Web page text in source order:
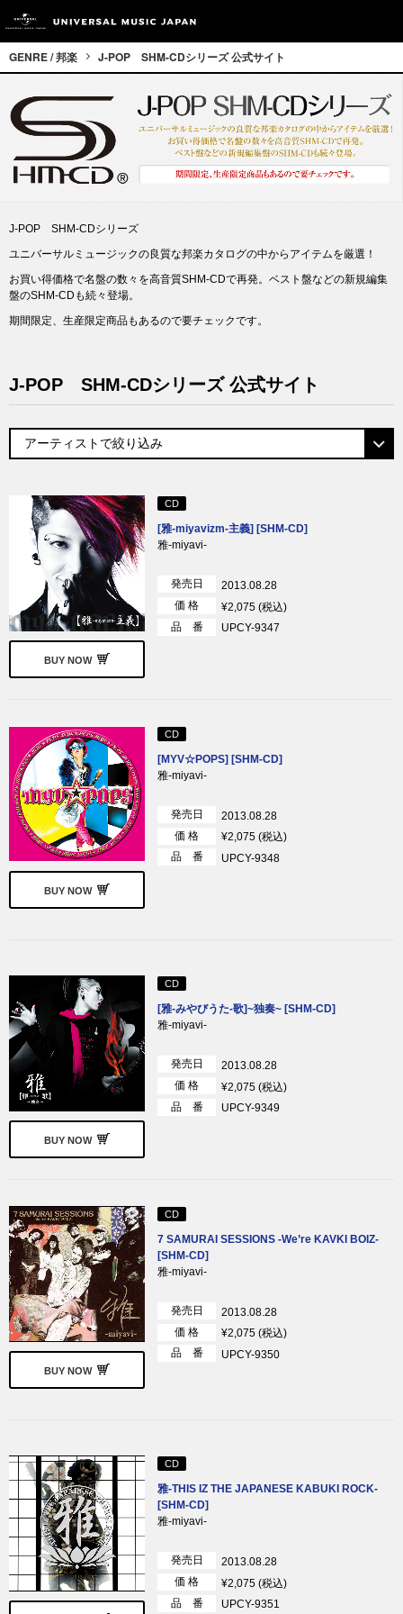
GENRE / 邦楽 J-POP SHM-CDシリーズ 公式サイト
J-POP SHM-CDシリーズ
ユニバーサルミュージックの良質な邦楽カタログの中からアイテムを厳選！
お買い得価格で名盤の数々を高音質SHM-CDで再発。ベスト盤などの新規編集
盤のSHM-CDも続々登場。
期間限定、生産限定商品もあるので要チェックです。
J-POP SHM-CDシリーズ 公式サイト
BUY NOW
CD
[雅-miyavizm-主義] [SHM-CD]
雅-miyavi-
発売日
2013.08.28
価 格
¥2,075 (税込)
品 番
UPCY-9347
BUY NOW
CD
[MYV☆POPS] [SHM-CD]
雅-miyavi-
発売日
2013.08.28
価 格
¥2,075 (税込)
品 番
UPCY-9348
BUY NOW
CD
[雅-みやびうた-歌]~独奏~ [SHM-CD]
雅-miyavi-
発売日
2013.08.28
価 格
¥2,075 (税込)
品 番
UPCY-9349
BUY NOW
CD
7 SAMURAI SESSIONS -We’re KAVKI BOIZ-
[SHM-CD]
雅-miyavi-
発売日
2013.08.28
価 格
¥2,075 (税込)
品 番
UPCY-9350
CD
雅-THIS IZ THE JAPANESE KABUKI ROCK-
[SHM-CD]
雅-miyavi-
発売日
2013.08.28
価 格
¥2,075 (税込)
品 番
UPCY-9351